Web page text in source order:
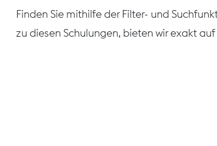
Finden Sie mithilfe der Filter- und
zu diesen Schulungen, bieten wir exakt